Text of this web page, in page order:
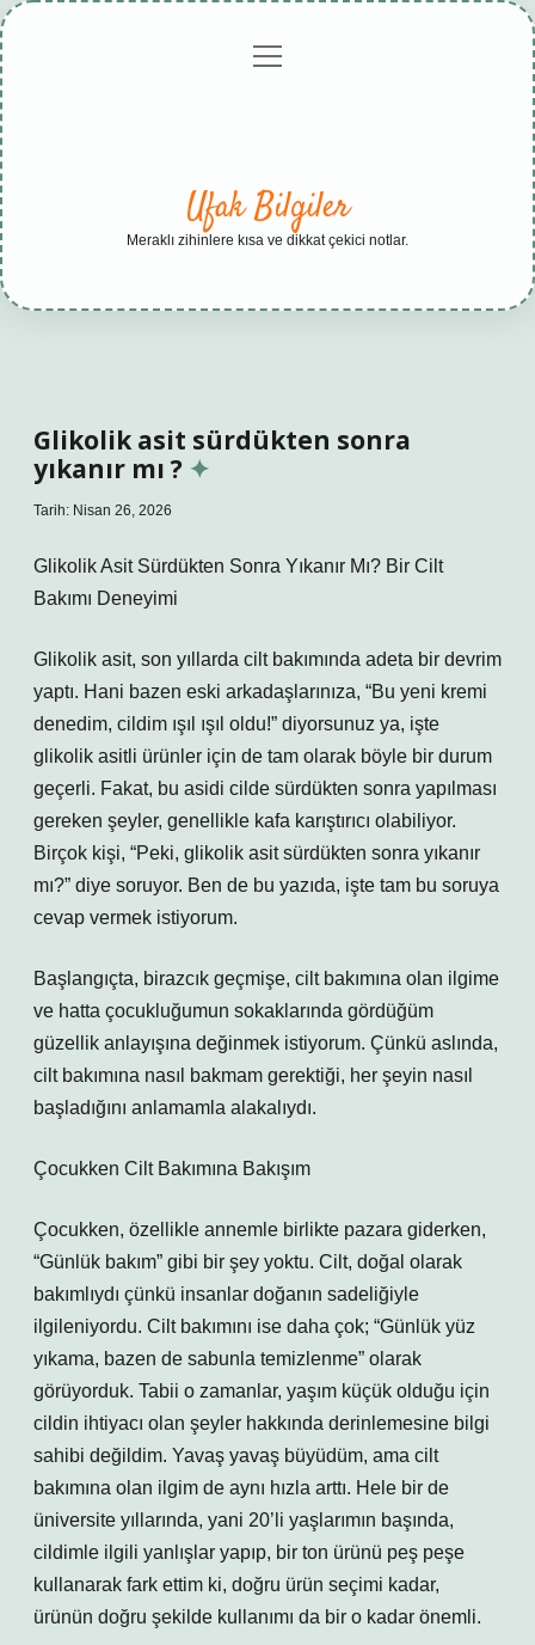
Gizlilikmenüyü
Ufak Bilgiler
Meraklı zihinlere kısa ve dikkat çekici notlar.
Glikolik asit sürdükten sonra
yıkanır mı ?
Tarih: Nisan 26, 2026
Glikolik Asit Sürdükten Sonra Yıkanır Mı? Bir Cilt
Bakımı Deneyimi
Glikolik asit, son yıllarda cilt bakımında adeta bir devrim
yaptı. Hani bazen eski arkadaşlarınıza, “Bu yeni kremi
denedim, cildim ışıl ışıl oldu!” diyorsunuz ya, işte
glikolik asitli ürünler için de tam olarak böyle bir durum
geçerli. Fakat, bu asidi cilde sürdükten sonra yapılması
gereken şeyler, genellikle kafa karıştırıcı olabiliyor.
Birçok kişi, “Peki, glikolik asit sürdükten sonra yıkanır
mı?” diye soruyor. Ben de bu yazıda, işte tam bu soruya
cevap vermek istiyorum.
Başlangıçta, birazcık geçmişe, cilt bakımına olan ilgime
ve hatta çocukluğumun sokaklarında gördüğüm
güzellik anlayışına değinmek istiyorum. Çünkü aslında,
cilt bakımına nasıl bakmam gerektiği, her şeyin nasıl
başladığını anlamamla alakalıydı.
Çocukken Cilt Bakımına Bakışım
Çocukken, özellikle annemle birlikte pazara giderken,
“Günlük bakım” gibi bir şey yoktu. Cilt, doğal olarak
bakımlıydı çünkü insanlar doğanın sadeliğiyle
ilgileniyordu. Cilt bakımını ise daha çok; “Günlük yüz
yıkama, bazen de sabunla temizlenme” olarak
görüyorduk. Tabii o zamanlar, yaşım küçük olduğu için
cildin ihtiyacı olan şeyler hakkında derinlemesine bilgi
sahibi değildim. Yavaş yavaş büyüdüm, ama cilt
bakımına olan ilgim de aynı hızla arttı. Hele bir de
üniversite yıllarında, yani 20’li yaşlarımın başında,
cildimle ilgili yanlışlar yapıp, bir ton ürünü peş peşe
kullanarak fark ettim ki, doğru ürün seçimi kadar,
ürünün doğru şekilde kullanımı da bir o kadar önemli.